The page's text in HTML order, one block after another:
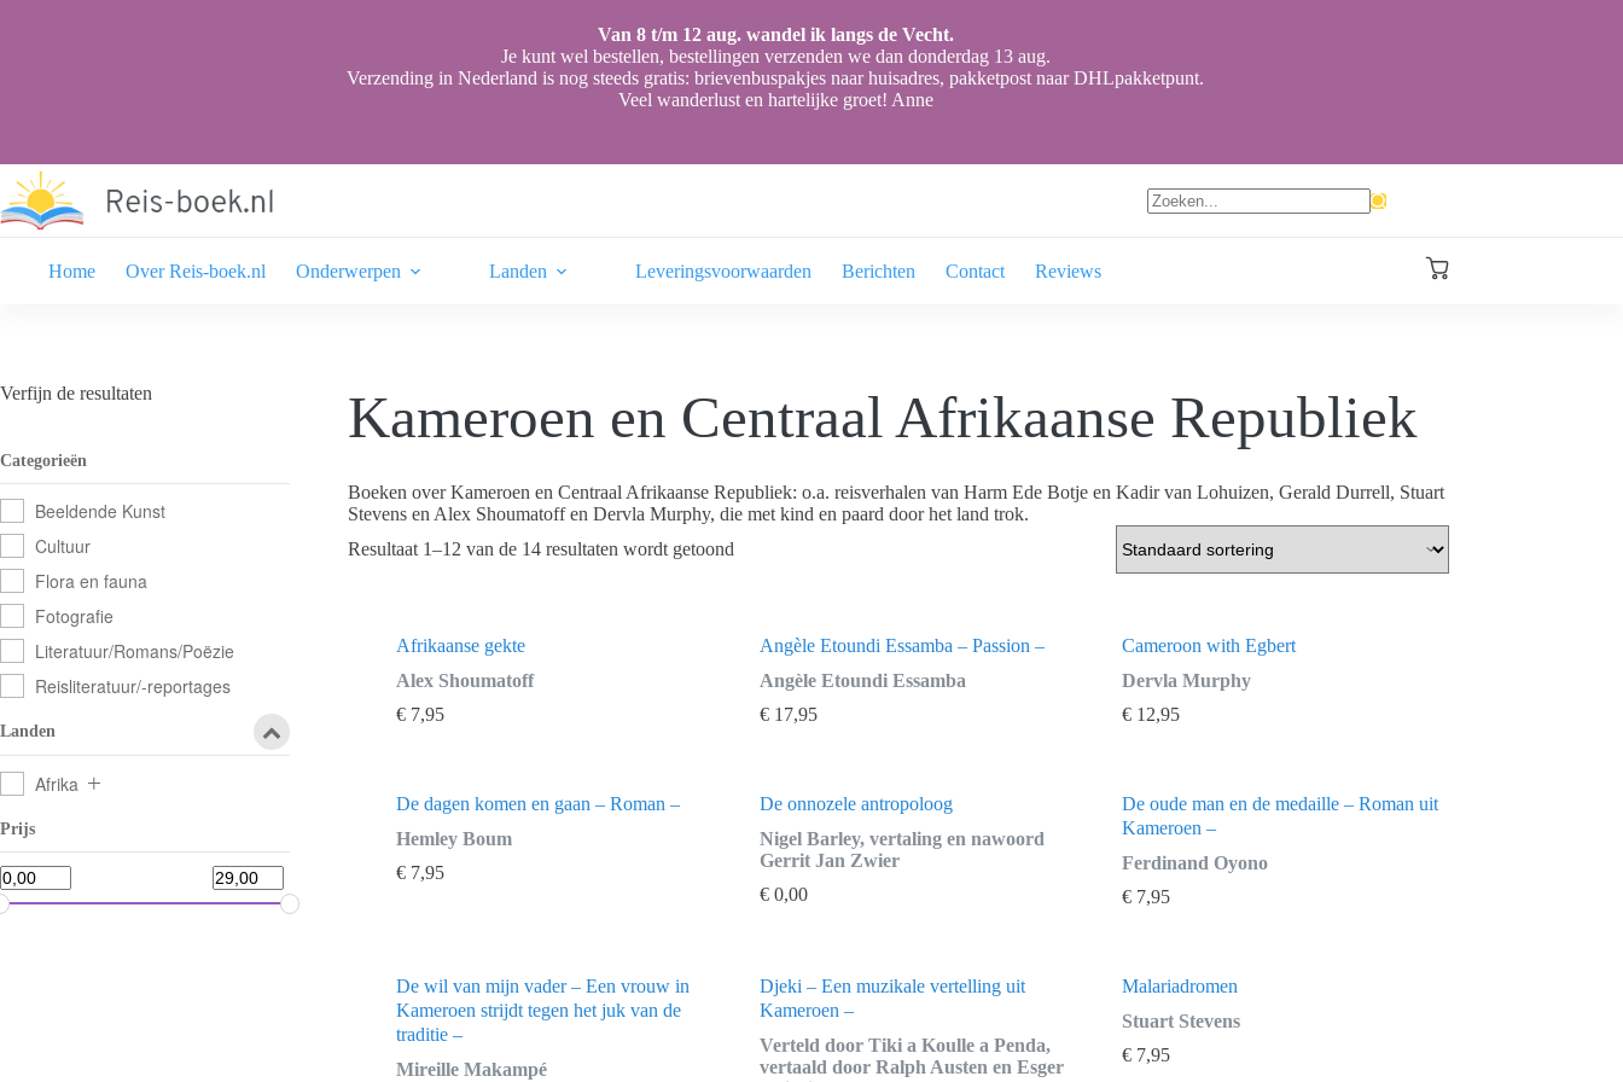
Van 8 t/m 12 aug. wandel ik langs de Vecht.
Je kunt wel bestellen, bestellingen verzenden we dan donderdag 13 aug.
Verzending in Nederland is nog steeds gratis: brievenbuspakjes naar huisadres, pakketpost naar DHLpakketpunt.
Veel wanderlust en hartelijke groet! Anne
Home
Over Reis-boek.nl Onderwerpen Landen Leveringsvoorwaarden Berichten Contact Reviews Winkelwagen
Kameroen en Centraal Afrikaanse Republiek
Boeken over Kameroen en Centraal Afrikaanse Republiek: o.a. reisverhalen van Harm Ede Botje en Kadir van Lohuizen, Gerald Durrell, Stuart
Stevens en Alex Shoumatoff en Dervla Murphy, die met kind en paard door het land trok.
Resultaat 1–12 van de 14 resultaten wordt getoond
Afrikaanse gekte
Alex Shoumatoff
€ 7,95
Angèle Etoundi Essamba – Passion –
Angèle Etoundi Essamba
€17,95
Cameroon with Egbert
Dervla Murphy
€ 12,95
De dagen komen en gaan – Roman –
Hemley Boum
€ 7,95
De onnozele antropoloog
Nigel Barley, vertaling en nawoord
Gerrit Jan Zwier
€0,00
De oude man en de medaille – Roman uit
Kameroen –
Ferdinand Oyono
€ 7,95
De wil van mijn vader – Een vrouw in
Kameroen strijdt tegen het juk van de
traditie –
Mireille Makampé
Djeki – Een muzikale vertelling uit
Kameroen –
Verteld door Tiki a Koulle a Penda,
vertaald door Ralph Austen en Esger
Malariadromen
Stuart Stevens
€ 7,95
Verfijn de resultaten
Categorieën
Beeldende Kunst
Cultuur
Flora en fauna
Fotografie
Literatuur/Romans/Poëzie
Reisliteratuur/-reportages
Landen
Afrika
Prijs